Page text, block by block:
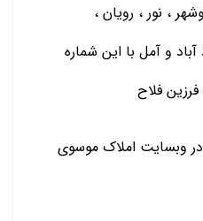
، نور ، رویان ،
و آمل با این شماره
وبسایت املاک موسوی